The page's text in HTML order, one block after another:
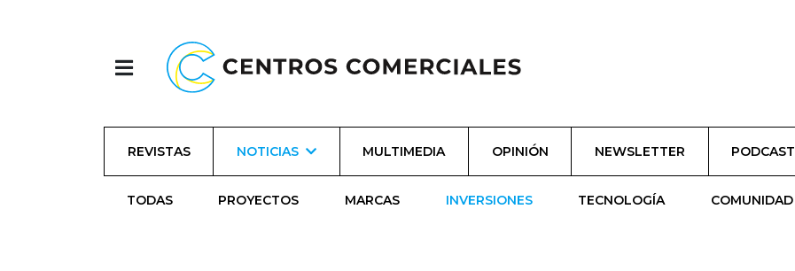
REVISTAS NOTICIAS MULTIMEDIA OPINIÓN NEWSLETTER PODCAST
TODAS PROYECTOS MARCAS INVERSIONES TECNOLOGÍA COMUNIDAD